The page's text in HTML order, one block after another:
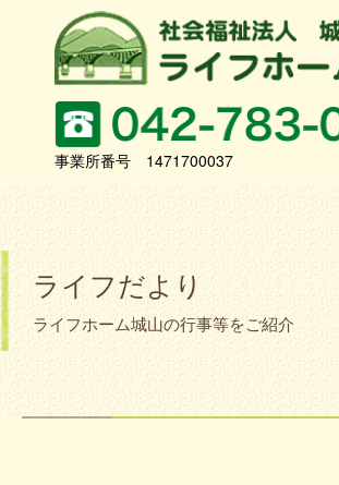
事業所番号 1471700037
ライフだより
ライフホーム城山の行事等をご紹介